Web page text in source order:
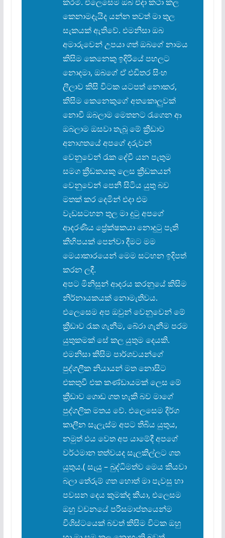
කෙනාමදැයිද යන්න තවත් මා තුල
සැකයක් ඇතිවේ. එමනිසා ඔබ
අමාරුවෙන් උපයා ගත් ඔබගේ නාමය
කිසිම කෙනෙකු ඉදිරියේ පහලට
නොදමා, ඔබගේ ඒ එඩිතර සිංහ
ලීලාව කිසි විටක යටපත් නොකර,
කිසිම කෙනෙකුගේ අතකොලුවක්
නොවී ඔබලාම මෙතනට රැගෙන ආ
ඔබලාම ඔසවා තැබූ මේ ක්රීඩාව
අනාගතයේ අපගේ දරුවන්
වෙනුවෙන් රැක දේවී යන පැතුම
සමග ක්රීඩකයකු ලෙස ක්රීඩකයන්
වෙනුවෙන් පෙනී සිටිය යුතු බව
මතක් කර දෙමින් එදා එම
වැඩසටහන තුල මා දුටු අපගේ
ආදරණිය ප්රේක්ෂකයා නොදුටු පැති
කිහිපයක් පෙන්වා දීමට මම
මෙයාකාරයෙන් මෙම සටහන ඉදිපත්
කරන ලදී.
අපට මිනිසුන් ආදරය කරනුයේ කිසිම
නිර්නායකයක් නොමැතිවය.
එලෙසෙම අප ඔවුන් වෙනුවෙන් මේ
ක්රීඩාව රැක ගැනීම, බේරා ගැනීම පරම
යුතුකමක් සේ කල යුතුම දෙයකි.
එමනිසා කිසිම පාර්ශවයන්ගේ
පුද්ගලීක නියායන් මත නොසිට
එකතුවී එක කණ්ඩායමක් ලෙස මේ
ක්රීඩාව ගොඩ ගත හැකි බව මාගේ
පුද්ගලික මතය වේ. එලෙසෙම දීර්ග
කාලීන සැලැස්ම අපට තිබිය යුතුය,
නමුත් එය වෙත අප යාමේදී අපගේ
වර්ථමාන තත්වයද සැලකිල්ලට ගත
යුතුය.( සැයු – බුද්ධිමත්ව මෙය කියවා
බලා තේරුම් ගත හොත් මා පැවසු හා
පවසන දෙය කුමක්ද කියා, එලෙසම
ඔහු වචනයේ පරිසමාප්තයෙන්ම
විශිස්ටයෙක් බවත් කිසිම විටක ඔහු